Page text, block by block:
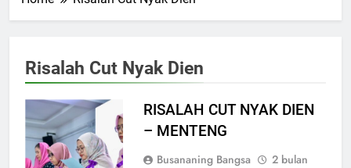
Risalah Cut Nyak Dien
RISALAH CUT NYAK DIEN
– MENTENG
Busananing Bangsa
2 bulan